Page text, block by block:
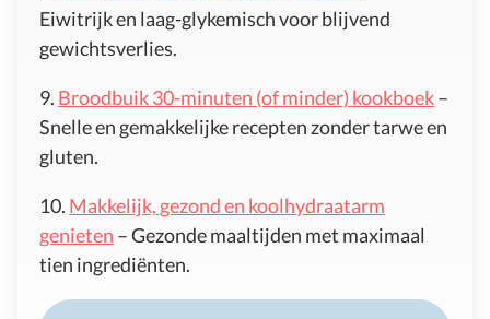
Eiwitrijk en laag-glykemisch voor blijvend
gewichtsverlies.
9. Broodbuik 30-minuten (of minder) kookboek–
Snelle en gemakkelijke recepten zonder tarwe en
gluten.
10. Makkelijk, gezond en koolhydraatarm
genieten – Gezonde maaltijden met maximaal
tien ingrediënten.